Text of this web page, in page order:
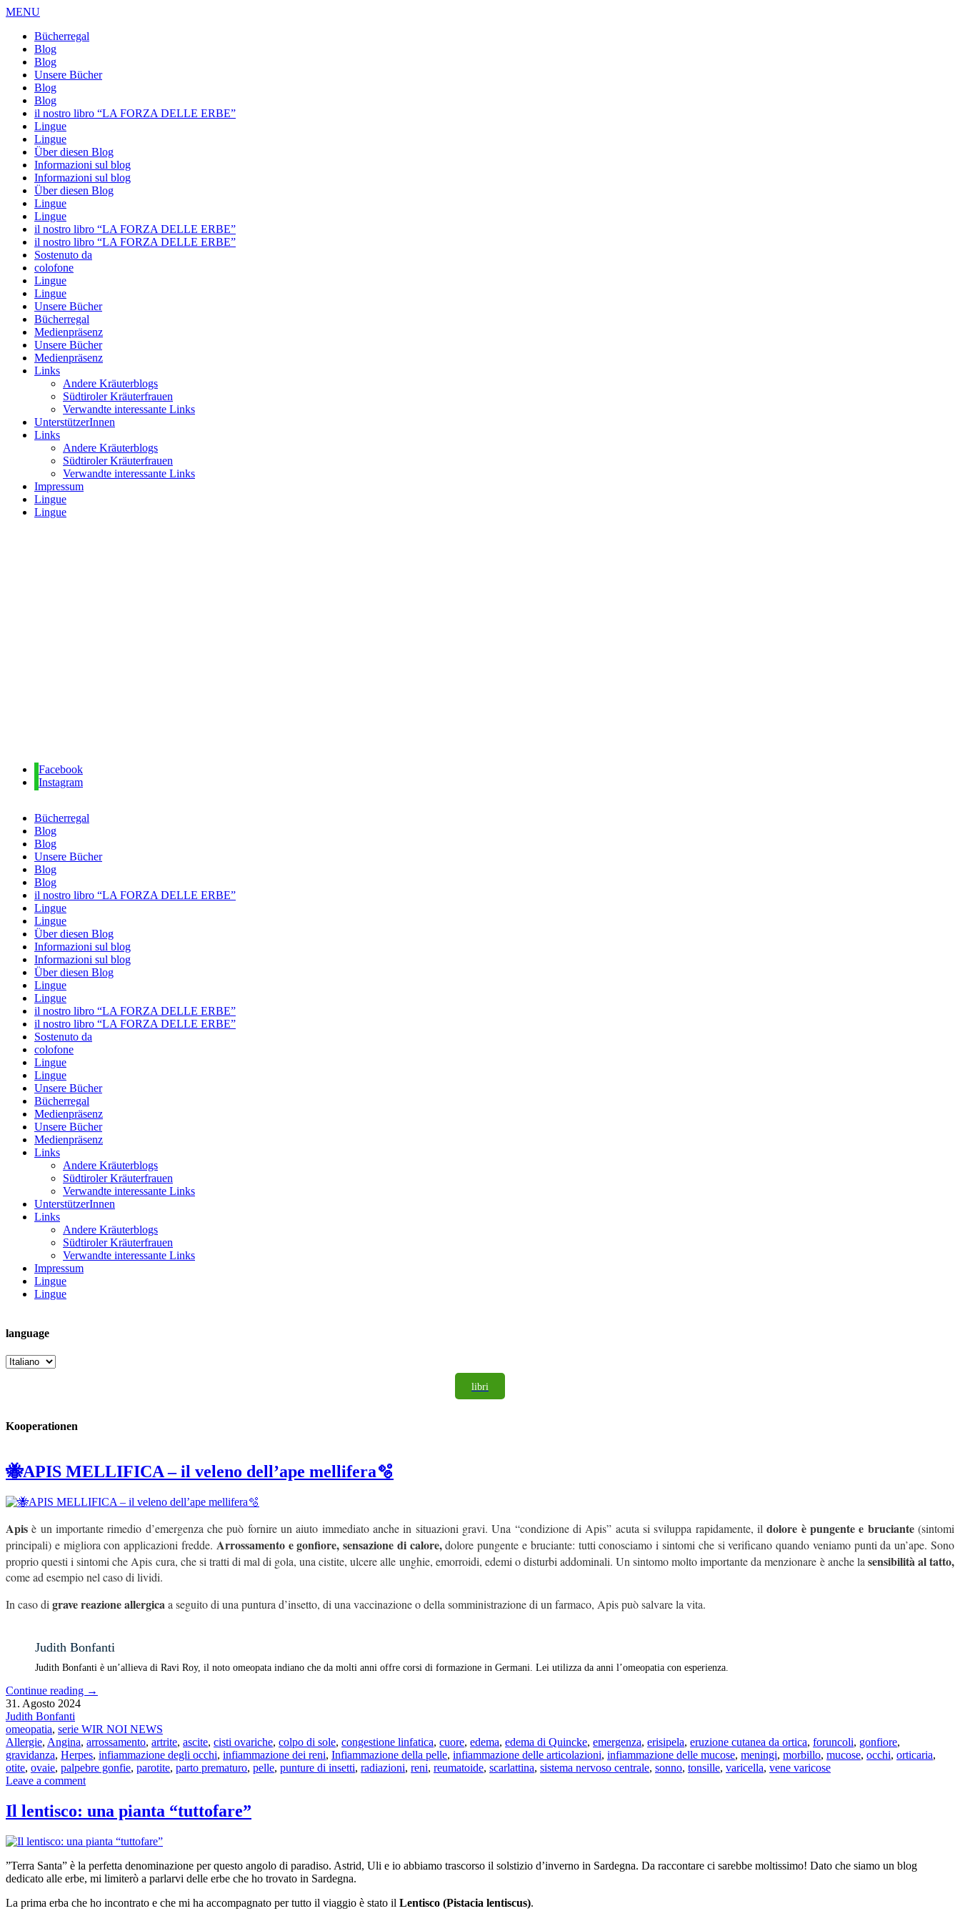
MENU
Bücherregal
Blog
Blog
Unsere Bücher
Blog
Blog
il nostro libro “LA FORZA DELLE ERBE”
Lingue
Lingue
Über diesen Blog
Informazioni sul blog
Informazioni sul blog
Über diesen Blog
Lingue
Lingue
il nostro libro “LA FORZA DELLE ERBE”
il nostro libro “LA FORZA DELLE ERBE”
Sostenuto da
colofone
Lingue
Lingue
Unsere Bücher
Bücherregal
Medienpräsenz
Unsere Bücher
Medienpräsenz
Links
Andere Kräuterblogs
Südtiroler Kräuterfrauen
Verwandte interessante Links
UnterstützerInnen
Links
Andere Kräuterblogs
Südtiroler Kräuterfrauen
Verwandte interessante Links
Impressum
Lingue
Lingue
Facebook
Instagram
Bücherregal
Blog
Blog
Unsere Bücher
Blog
Blog
il nostro libro “LA FORZA DELLE ERBE”
Lingue
Lingue
Über diesen Blog
Informazioni sul blog
Informazioni sul blog
Über diesen Blog
Lingue
Lingue
il nostro libro “LA FORZA DELLE ERBE”
il nostro libro “LA FORZA DELLE ERBE”
Sostenuto da
colofone
Lingue
Lingue
Unsere Bücher
Bücherregal
Medienpräsenz
Unsere Bücher
Medienpräsenz
Links
Andere Kräuterblogs
Südtiroler Kräuterfrauen
Verwandte interessante Links
UnterstützerInnen
Links
Andere Kräuterblogs
Südtiroler Kräuterfrauen
Verwandte interessante Links
Impressum
Lingue
Lingue
language
language
libri
Kooperationen
🐝APIS MELLIFICA – il veleno dell’ape mellifera🫧
Apisè un importante rimedio d’emergenza che può fornire un aiuto immediato anche in situazioni gravi. Una “condizione di Apis” acuta si sviluppa rapidamente, il dolore è pungente e bruciante(sintomi
principali) e migliora con applicazioni fredde. Arrossamento e gonfiore, sensazione di calore,dolore pungente e bruciante: tutti conosciamo i sintomi che si verificano quando veniamo punti da un’ape. Sono
proprio questi i sintomi che Apis cura, che si tratti di mal di gola, una cistite, ulcere alle unghie, emorroidi, edemi o disturbi addominali. Un sintomo molto importante da menzionare è anche lasensibilità al tatto,
come ad esempio nel caso di lividi.
In caso di grave reazione allergicaa seguito di una puntura d’insetto, di una vaccinazione o della somministrazione di un farmaco, Apis può salvare la vita.
Judith Bonfanti
Judith Bonfanti è un’allieva di Ravi Roy, il noto omeopata indiano che da molti anni offre corsi di formazione in Germani. Lei utilizza da anni l’omeopatia con esperienza.
Continue reading →
31. Agosto 2024
Judith Bonfanti
omeopatia, serie WIR NOI NEWS
Allergie, Angina, arrossamento, artrite, ascite, cisti ovariche, colpo di sole, congestione linfatica, cuore, edema, edema di Quincke, emergenza, erisipela, eruzione cutanea da ortica, foruncoli, gonfiore,
gravidanza, Herpes, infiammazione degli occhi, infiammazione dei reni, Infiammazione della pelle, infiammazione delle articolazioni, infiammazione delle mucose, meningi, morbillo, mucose, occhi, orticaria,
otite, ovaie, palpebre gonfie, parotite, parto prematuro, pelle, punture di insetti, radiazioni, reni, reumatoide, scarlattina, sistema nervoso centrale, sonno, tonsille, varicella, vene varicose
Leave a comment
Il lentisco: una pianta “tuttofare”
”Terra Santa” è la perfetta denominazione per questo angolo di paradiso. Astrid, Uli e io abbiamo trascorso il solstizio d’inverno in Sardegna. Da raccontare ci sarebbe moltissimo! Dato che siamo un blog
dedicato alle erbe, mi limiterò a parlarvi delle erbe che ho trovato in Sardegna.
La prima erba che ho incontrato e che mi ha accompagnato per tutto il viaggio è stato il Lentisco (Pistacia lentiscus).